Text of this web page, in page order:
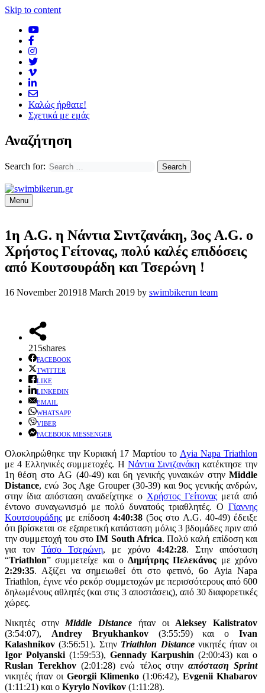
Skip to content
Καλώς ήρθατε!
Σχετικά με εμάς
Αναζήτηση
Search for:
Menu
1η A.G. η Νάντια Σιντζανάκη, 3ος A.G. ο
Χρήστος Γείτονας, πολύ καλές επιδόσεις
από Κουτσουράδη και Τσερώνη !
16 November 201918 March 2019 by swimbikerun team
215shares
FACEBOOK
TWITTER
LIKE
LINKEDIN
EMAIL
WHATSAPP
VIBER
FACEBOOK MESSENGER
Ολοκληρώθηκε την Κυριακή 17 Μαρτίου το Ayia Napa Triathlon
με 4 Ελληνικές συμμετοχές. Η Νάντια Σιντζανάκηκατέκτησε την
1η θέση στο AG (40-49) και 6η γενικής γυναικών στην Middle
Distance, ενώ 3ος Age Grouper (30-39) και 9ος γενικής ανδρών,
στην ίδια απόσταση αναδείχτηκε ο Χρήστος Γείτοναςμετά από
έντονο συναγωνισμό με πολύ δυνατούς τριαθλητές. Ο Γίαννης
Κουτσουράδης με επίδοση 4:40:38 (5ος στο A.G. 40-49) έδειξε
ότι βρίσκεται σε εξαιρετική κατάσταση μόλις 3 βδομάδες πριν από
την συμμετοχή του στοIM South Africa. Πολύ καλή επίδοση και
για τον Τάσο Τσερώνη, με χρόνο 4:42:28. Στην απόσταση
“Triathlon” συμμετείχε και οΔημήτρης Πελεκάνος με χρόνο
2:29:35. Αξίζει να σημειωθεί ότι στο φετινό, 6ο Ayia Napa
Triathlon, έγινε νέο ρεκόρ συμμετοχών με περισσότερους από 600
δηλωμένους αθλητές (και στις 3 αποστάσεις), από 30 διαφορετικές
χώρες.
Νικητές στην Middle Distance ήταν οι Aleksey Kalistratov
(3:54:07), Andrey Bryukhankov(3:55:59) και ο Ivan
Kalashnikov(3:56:51). Στην Triathlon Distanceνικητές ήταν οι
Igor Polyanski (1:59:53), Gennady Karpushin (2:00:43) και ο
Ruslan Terekhov(2:01:28) ενώ τέλος στην απόσταση Sprint
νικητές ήταν οι Georgii Klimenko (1:06:42), Evgenii Khabarov
(1:11:21) και ο Kyrylo Novikov (1:11:28).